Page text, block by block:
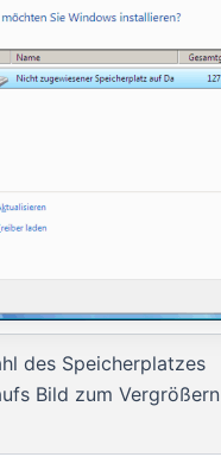
des Speicherplatzes
Bild zum Vergrößern